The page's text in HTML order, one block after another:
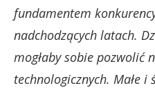
fundamentem
nadchodzących latach.
mogłaby sobie pozwolić
technologicznych. Małe